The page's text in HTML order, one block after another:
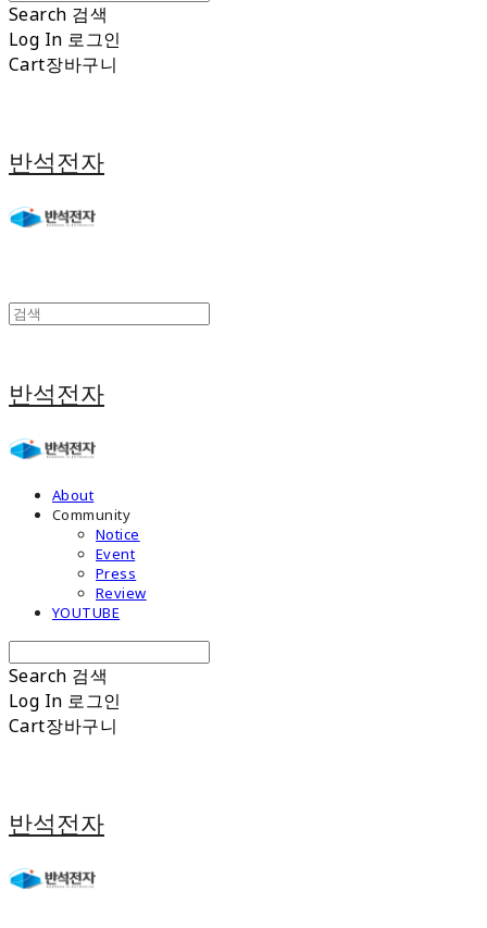
Search 검색
Log In 로그인
Cart장바구니
반석전자
반석전자
About
Community
Notice
Event
Press
Review
YOUTUBE
Search 검색
Log In 로그인
Cart장바구니
반석전자